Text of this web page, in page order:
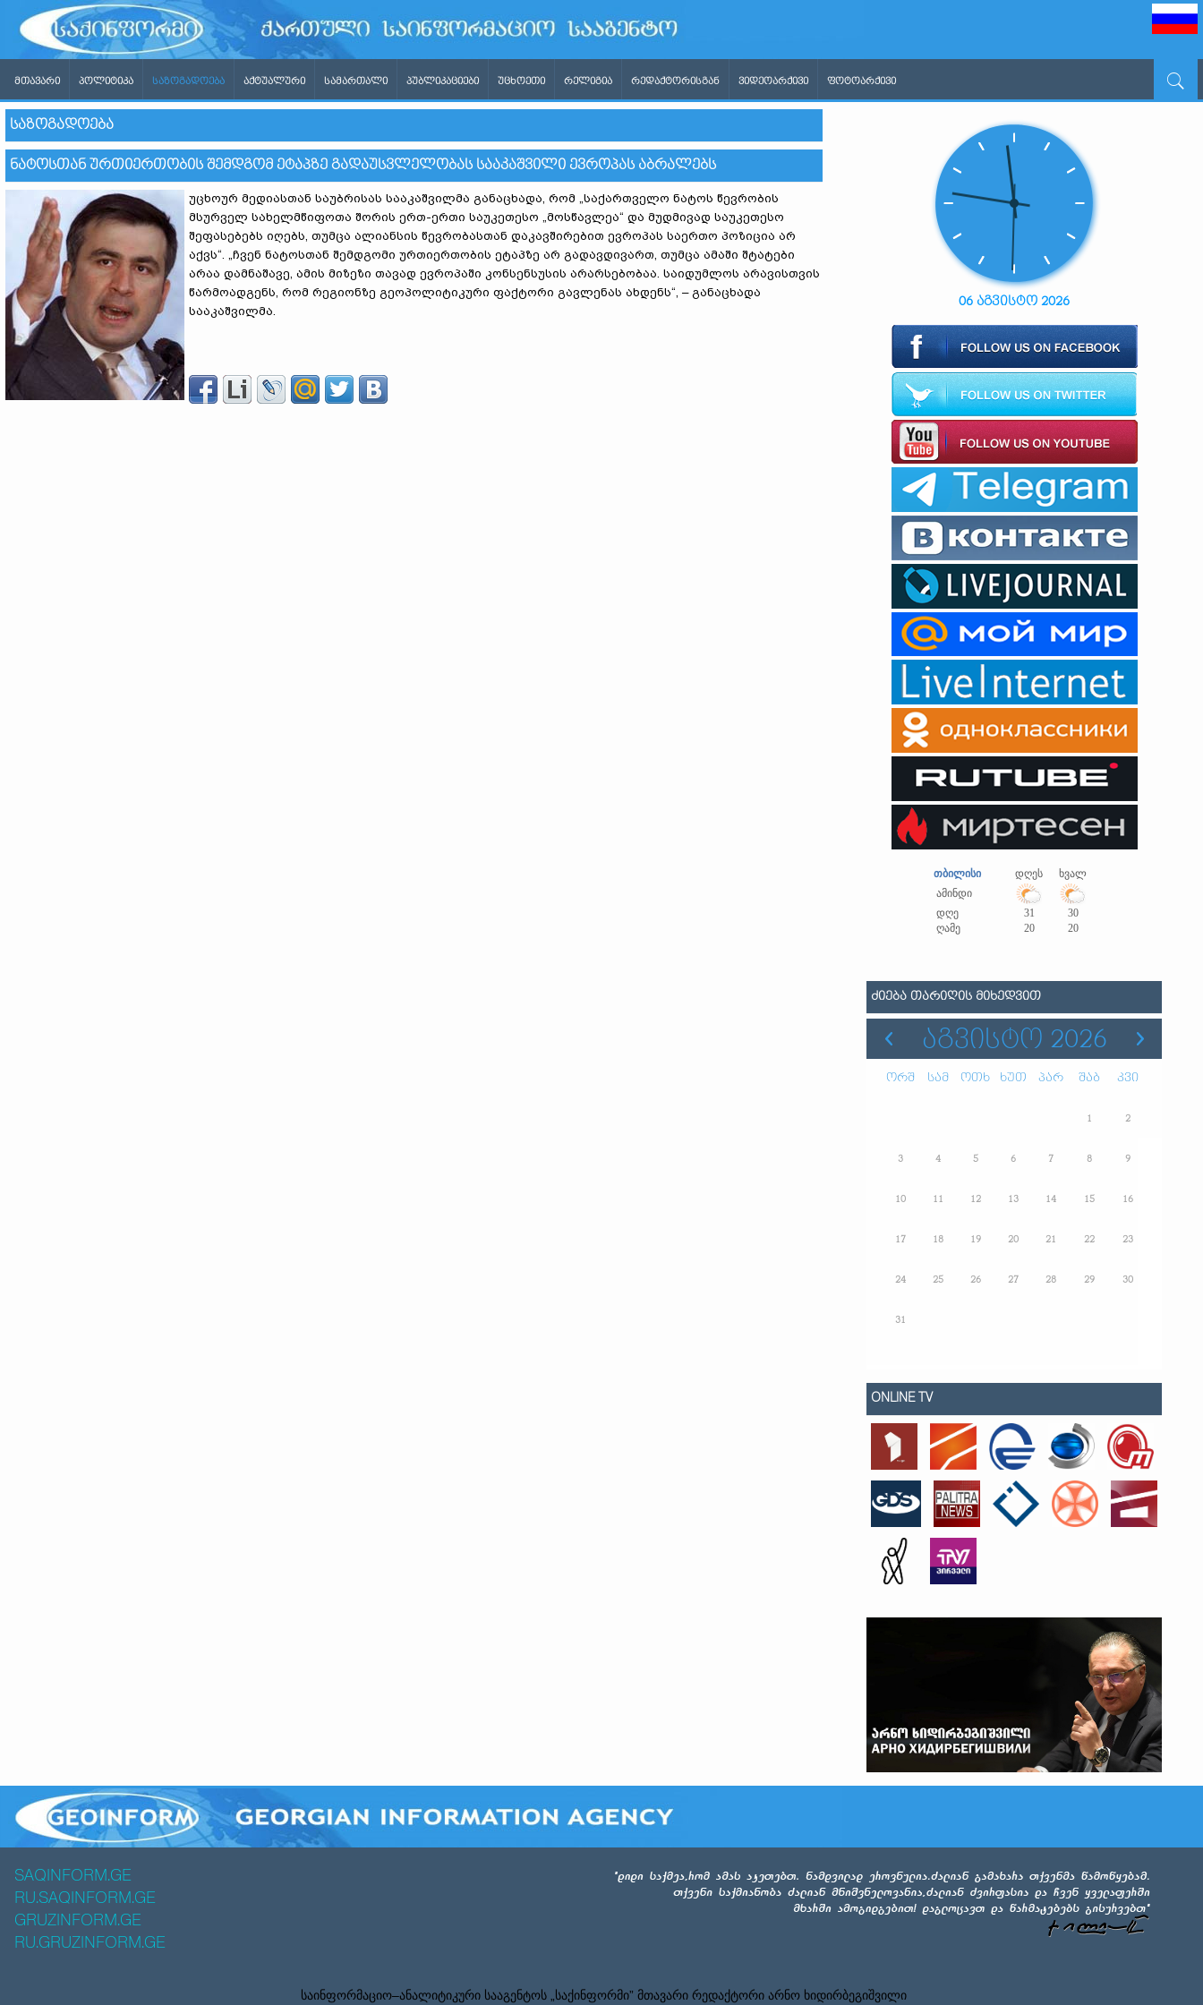
ᲛᲗᲐᲕᲐᲠᲘ ᲞᲝᲚᲘᲢᲘᲙᲐ ᲡᲐᲖᲝᲒᲐᲓᲝᲔᲑᲐ ᲐᲥᲢᲣᲐᲚᲣᲠᲘ ᲡᲐᲛᲐᲠᲗᲐᲚᲘ ᲞᲣᲑᲚᲘᲙᲐᲪᲘᲔᲑᲘ ᲣᲪᲮᲝᲔᲗᲘ ᲠᲔᲚᲘᲒᲘᲐ ᲠᲔᲓᲐᲥᲢᲝᲠᲘᲡᲒᲐᲜ ᲕᲘᲓᲔᲝᲐᲠᲥᲘᲕᲘ ᲤᲝᲢᲝᲐᲠᲥᲘᲕᲘ
ᲡᲐᲖᲝᲒᲐᲓᲝᲔᲑᲐ
ᲜᲐᲢᲝᲡᲗᲐᲜ ᲣᲠᲗᲘᲔᲠᲗᲝᲑᲘᲡ ᲨᲔᲛᲓᲒᲝᲛ ᲔᲢᲐᲞᲖᲔ ᲒᲐᲓᲐᲣᲡᲕᲚᲔᲚᲝᲑᲐᲡ ᲡᲐᲐᲙᲐᲨᲕᲘᲚᲘ ᲔᲕᲠᲝᲞᲐᲡ ᲐᲑᲠᲐᲚᲔᲑᲡ
უცხოურ მედიასთან საუბრისას სააკაშვილმა განაცხადა, რომ „საქართველო ნატოს წევრობის
მსურველ სახელმწიფოთა შორის ერთ-ერთი საუკეთესო „მოსწავლეა“ და მუდმივად საუკეთესო
შეფასებებს იღებს, თუმცა ალიანსის წევრობასთან დაკავშირებით ევროპას საერთო პოზიცია არ
აქვს“. „ჩვენ ნატოსთან შემდგომი ურთიერთობის ეტაპზე არ გადავდივართ, თუმცა ამაში შტატები
არაა დამნაშავე, ამის მიზეზი თავად ევროპაში კონსენსუსის არარსებობაა. საიდუმლოს არავისთვის
წარმოადგენს, რომ რეგიონზე გეოპოლიტიკური ფაქტორი გავლენას ახდენს“, – განაცხადა
სააკაშვილმა.
06 აგვისტო 2026
თბილისი დღეს
ხვალ
ამინდი
დღე
31
30
ღამე
20 20
ᲫᲘᲔᲑᲐ ᲗᲐᲠᲘᲦᲘᲡ ᲛᲘᲮᲔᲓᲕᲘᲗ
ᲐᲒᲕᲘᲡᲢᲝ 2026
ორშ სამ ოთხ ხუთ პარ შაბ კვი
1 2
3 4 5 6 7 8 9
10 11 12 13 14 15 16
17 18 19 20 21 22 23
24 25 26 27 28 29 30
31
ONLINE TV
SAQINFORM.GE
RU.SAQINFORM.GE
GRUZINFORM.GE
RU.GRUZINFORM.GE
საინფორმაციო–ანალიტიკური სააგენტოს „საქინფორმი” მთავარი რედაქტორი არნო ხიდირბეგიშვილი